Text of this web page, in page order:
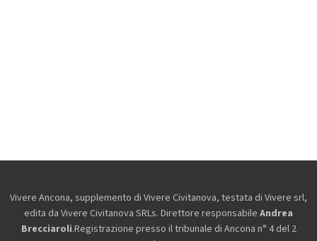
Vivere Ancona, supplemento di Vivere Civitanova, testata di Vivere srl,
edita da Vivere Civitanova SRLs. Direttore responsabile Andrea
Brecciaroli.Registrazione presso il tribunale di Ancona n° 4 del 2